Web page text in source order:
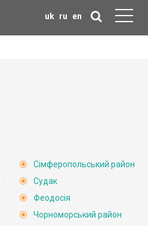
uk ru en
Сімферопольський район
Судак
Феодосія
Чорноморський район